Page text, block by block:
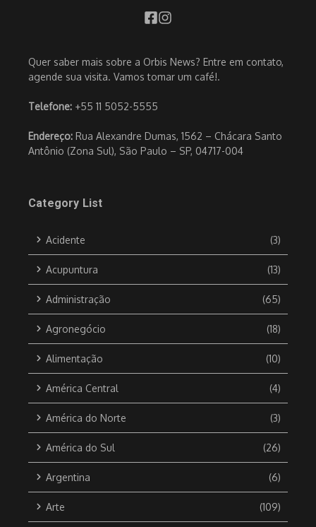
Quer saber mais sobre a Orbis News? Entre em contato,
agende sua visita. Vamos tomar um café!.
Telefone: +55 11 5052-5555
Endereço: Rua Alexandre Dumas, 1562 – Chácara Santo
Antônio (Zona Sul), São Paulo – SP, 04717-004
Category List
Acidente (3)
Acupuntura (13)
Administração (65)
Agronegócio (18)
Alimentação (10)
América Central (4)
América do Norte (3)
América do Sul (26)
Argentina (6)
Arte (109)